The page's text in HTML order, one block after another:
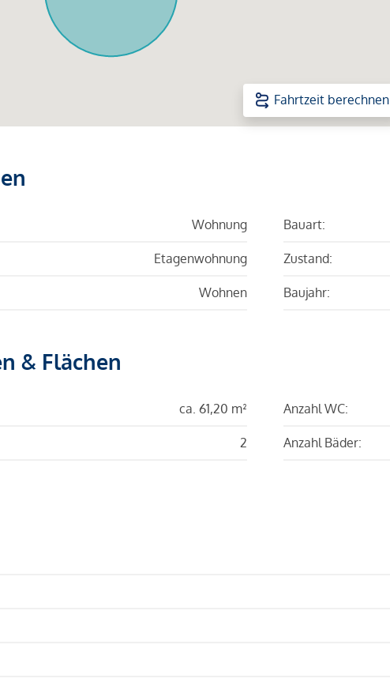
Fahrtzeit berechnen
Wohnung
Etagenwohnung
Wohnen
Bauart:
Zustand:
Baujahr:
& Flächen
ca. 61,20 m²
2
Anzahl WC:
Anzahl Bäder: